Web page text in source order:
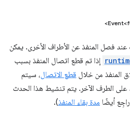
فصل المنفذ عن الأطراف الأخرى. يمكن
إذا تم قطع اتصال المنفذ بسبب
المنفذ من خلال قطع الاتصال، سيتم
على الطرف الآخر. يتم تنشيط هذا الحدث
أيضًا مدة بقاء المنفذ).